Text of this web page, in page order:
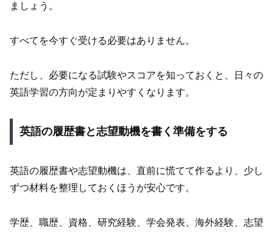
ましょう。
すべてを今すぐ受ける必要はありません。
ただし、必要になる試験やスコアを知っておくと、日々の
英語学習の方向が定まりやすくなります。
英語の履歴書と志望動機を書く準備をする
英語の履歴書や志望動機は、直前に慌てて作るより、少し
ずつ材料を整理しておくほうが安心です。
学歴、職歴、資格、研究経験、学会発表、海外経験、志望